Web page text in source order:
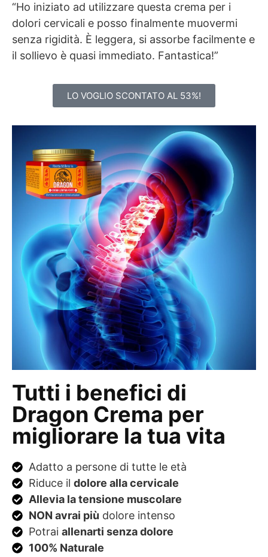
“Ho iniziato ad utilizzare questa crema per i
dolori cervicali e posso finalmente muovermi
senza rigidità. È leggera, si assorbe facilmente e
il sollievo è quasi immediato. Fantastica!”
LO VOGLIO SCONTATO AL 53%!
Tutti i benefici di
Dragon Crema per
migliorare la tua vita
Adatto a persone di tutte le età
Riduce il dolore alla cervicale
Allevia la tensione muscolare
NON avrai più dolore intenso
Potrai allenarti senza dolore
100% Naturale